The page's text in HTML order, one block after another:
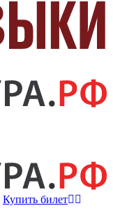
Купить билет